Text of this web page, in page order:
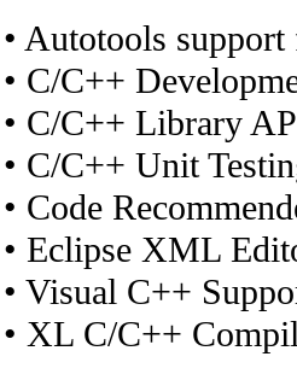
• Autotools
• C/C++
• C/C++ Library
• C/C++ Unit
• Code
• Eclipse XML
• Visual C++
• XL C/C++